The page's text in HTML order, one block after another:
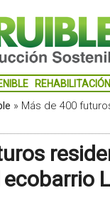
REHABILITACIÓN
» Más de 400